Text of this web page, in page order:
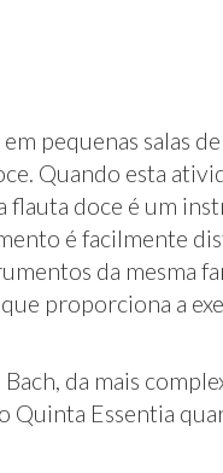
pequenas salas
Quando esta
doce é um
é facilmente
da mesma
proporciona a
da mais
Essentia